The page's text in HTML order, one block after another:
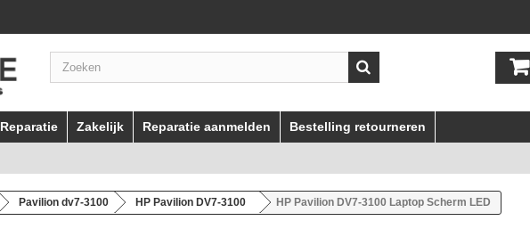
Reparatie Zakelijk Reparatie aanmelden Bestelling retourneren
Pavilion dv7-3100 HP Pavilion DV7-3100 HP Pavilion DV7-3100 Laptop Scherm LED